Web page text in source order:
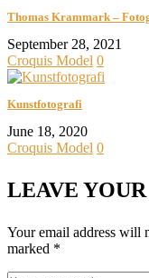
Thomas Krammark –
September 28, 2021
Croquis Model 0
Kunstfotografi
June 18, 2020
Croquis Model 0
LEAVE
Your email address will
marked *